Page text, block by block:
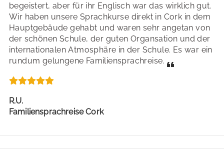
begeistert, aber für ihr Englisch war das wirklich gut.
Wir haben unsere Sprachkurse direkt in Cork in dem
Hauptgebäude gehabt und waren sehr angetan von
der schönen Schule, der guten Organsation und der
internationalen Atmosphäre in der Schule. Es war ein
rundum gelungene Familiensprachreise.
R.U.
Familiensprachreise Cork